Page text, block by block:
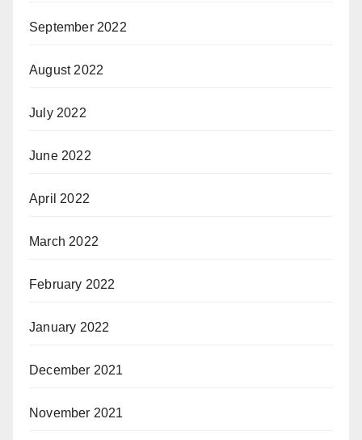
September 2022
August 2022
July 2022
June 2022
April 2022
March 2022
February 2022
January 2022
December 2021
November 2021